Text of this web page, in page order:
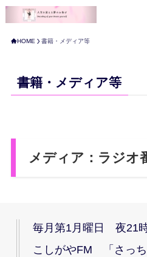
HOME 書籍・メディア等
書籍・メディア等
メディア：ラジオ
毎月第1月曜日 夜21
こしがやFM 「さっ